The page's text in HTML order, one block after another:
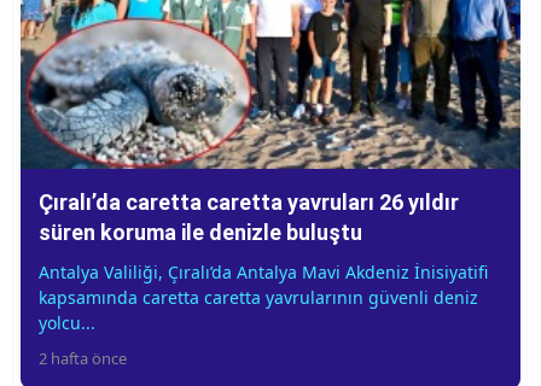
Çıralı’da caretta caretta yavruları 26 yıldır
süren koruma ile denizle buluştu
Antalya Valiliği, Çıralı’da Antalya Mavi Akdeniz İnisiyatifi
kapsamında caretta caretta yavrularının güvenli deniz
yolcu...
2 hafta önce